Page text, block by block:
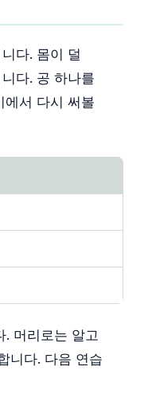
다. 몸이 덜
다. 공 하나를
에서 다시 써볼
. 머리로는 알고
니다. 다음 연습